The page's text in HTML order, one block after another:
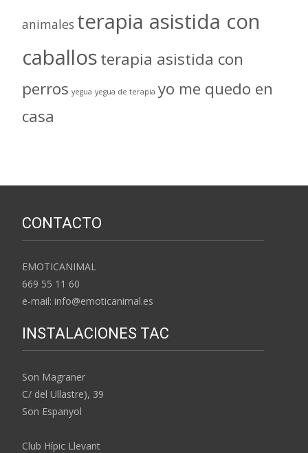
animales terapia asistida con
caballosterapia asistida con
perros yegua yegua de terapia yo me quedo en
casa
CONTACTO
EMOTICANIMAL
669 55 11 60
e-mail: info@emoticanimal.es
INSTALACIONES TAC
Son Magraner
C/ del Ullastre), 39
Son Espanyol
Club Hípic Llevant